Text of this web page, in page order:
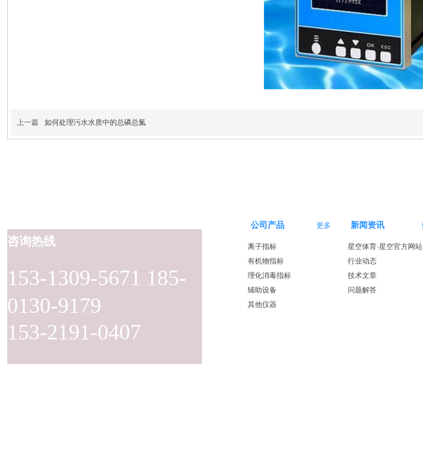
上一篇 如何处理污水水质中的总磷总氮
153-1309-5671 185-
0130-9179
153-2191-0407
咨询热线
新闻资讯
星空体育·星空官方网站
行业动态
技术文章
问题解答
公司产品 更多
离子指标
有机物指标
理化消毒指标
辅助设备
其他仪器